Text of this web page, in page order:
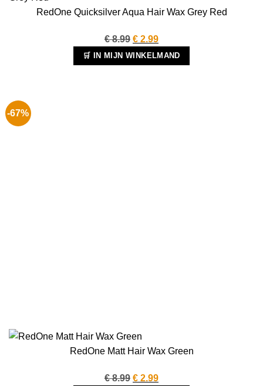
RedOne Quicksilver Aqua Hair Wax Grey Red
€8.99 Oorspronkelijke
prijs
was:
€ 2.99Huidige
prijs
is:
🛒 IN MIJN WINKELMAND
-67%
RedOne Matt Hair Wax Green
€8.99 Oorspronkelijke
€ 2.99Huidige